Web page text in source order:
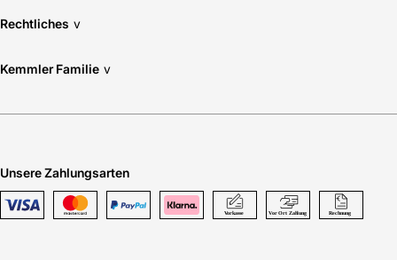
Rechtliches v
Kemmler Familie v
Unsere Zahlungsarten